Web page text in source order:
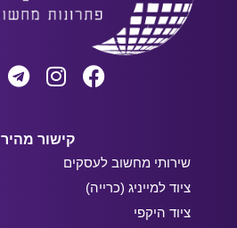
קישור מהיר
שירותי מחשוב לעסקים
ציוד למייניג (כרייה)
ציוד היקפי